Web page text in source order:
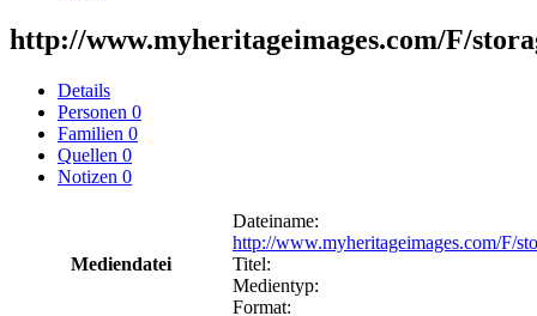
http://www.myheritageimages.com/F/
Details
Personen 0
Familien 0
Quellen 0
Notizen 0
Mediendatei
Dateiname:
http://www.myheritageimages.com/F/
Titel:
Medientyp:
Format: